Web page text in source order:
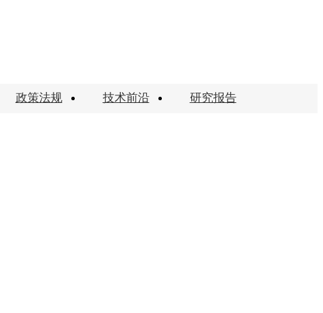
政策法规 技术前沿 研究报告